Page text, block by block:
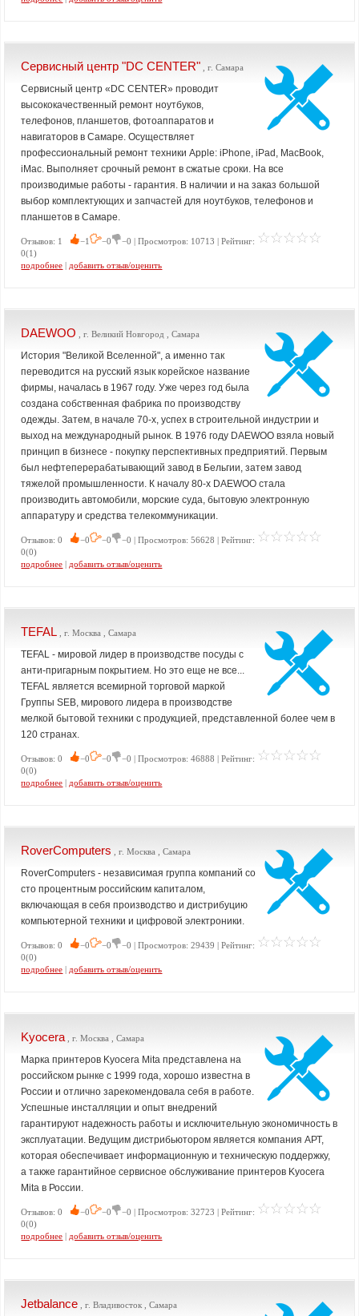
Сервисный центр "DC CENTER" , г. Самара
Сервисный центр «DC CENTER» проводит
высококачественный ремонт ноутбуков,
телефонов, планшетов, фотоаппаратов и
навигаторов в Самаре. Осуществляет
профессиональный ремонт техники Apple: iPhone, iPad, MacBook,
iMac. Выполняет срочный ремонт в сжатые сроки. На все
производимые работы - гарантия. В наличии и на заказ большой
выбор комплектующих и запчастей для ноутбуков, телефонов и
планшетов в Самаре.
Отзывов: 1 −1 −0
−0 | Просмотров: 10713 | Рейтинг:
0(1)
подробнее | добавить отзыв/оценить
DAEWOO , г. Великий Новгород , Самара
История "Великой Вселенной", а именно так
переводится на русский язык корейское название
фирмы, началась в 1967 году. Уже через год была
создана собственная фабрика по производству
одежды. Затем, в начале 70-х, успех в строительной индустрии и
выход на международный рынок. В 1976 году DAEWOO взяла новый
принцип в бизнесе - покупку перспективных предприятий. Первым
был нефтеперерабатывающий завод в Бельгии, затем завод
тяжелой промышленности. К началу 80-х DAEWOO стала
производить автомобили, морские суда, бытовую электронную
аппаратуру и средства телекоммуникации.
Отзывов: 0 −0 −0
−0 | Просмотров: 56628 | Рейтинг:
0(0)
подробнее | добавить отзыв/оценить
TEFAL , г. Москва , Самара
TEFAL - мировой лидер в производстве посуды с
анти-пригарным покрытием. Но это еще не все...
TEFAL является всемирной торговой маркой
Группы SEB, мирового лидера в производстве
мелкой бытовой техники с продукцией, представленной более чем в
120 странах.
Отзывов: 0 −0 −0
−0 | Просмотров: 46888 | Рейтинг:
0(0)
подробнее | добавить отзыв/оценить
RoverComputers , г. Москва , Самара
RoverComputers - независимая группа компаний со
сто процентным российским капиталом,
включающая в себя производство и дистрибуцию
компьютерной техники и цифровой электроники.
Отзывов: 0 −0 −0
−0 | Просмотров: 29439 | Рейтинг:
0(0)
подробнее | добавить отзыв/оценить
Kyocera , г. Москва , Самара
Марка принтеров Kyocera Mita представлена на
российском рынке с 1999 года, хорошо известна в
России и отлично зарекомендовала себя в работе.
Успешные инсталляции и опыт внедрений
гарантируют надежность работы и исключительную экономичность в
эксплуатации. Ведущим дистрибьютором является компания АРТ,
которая обеспечивает информационную и техническую поддержку,
а также гарантийное сервисное обслуживание принтеров Kyocera
Mita в России.
Отзывов: 0 −0 −0
−0 | Просмотров: 32723 | Рейтинг:
0(0)
подробнее | добавить отзыв/оценить
Jetbalance , г. Владивосток , Самара